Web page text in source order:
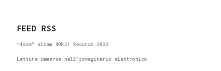
FEED RSS
“Haze” album ROHS! Records 2022
Letture immerse nell’immaginario elettronico